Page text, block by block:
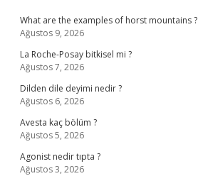
What are the examples of horst mountains ?
Ağustos 9, 2026
La Roche-Posay bitkisel mi ?
Ağustos 7, 2026
Dilden dile deyimi nedir ?
Ağustos 6, 2026
Avesta kaç bölüm ?
Ağustos 5, 2026
Agonist nedir tıpta ?
Ağustos 3, 2026